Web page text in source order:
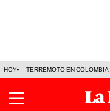
HOY TERREMOTO EN COLOMBIA